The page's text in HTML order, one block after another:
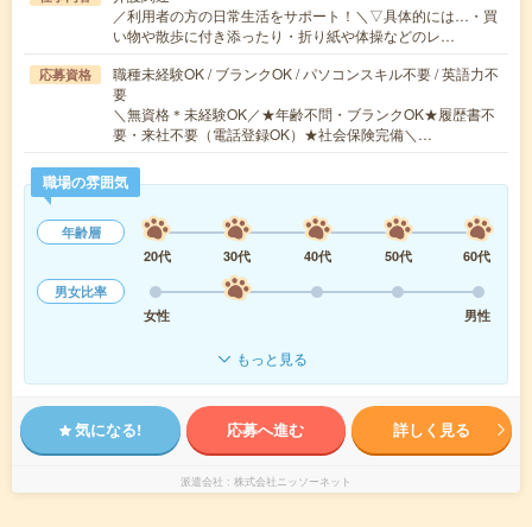
／利用者の方の日常生活をサポート！＼▽具体的には…・買
い物や散歩に付き添ったり・折り紙や体操などのレ…
応募資格
職種未経験OK / ブランクOK / パソコンスキル不要 / 英語力不
要
＼無資格＊未経験OK／★年齢不問・ブランクOK★履歴書不
要・来社不要（電話登録OK）★社会保険完備＼…
職場の雰囲気
年齢層
20代
30代 40代 50代
60代
男女比率
女性
男性
もっと見る
気になる! 応募へ進む 詳しく見る
派遣会社 株式会社ニッソーネット